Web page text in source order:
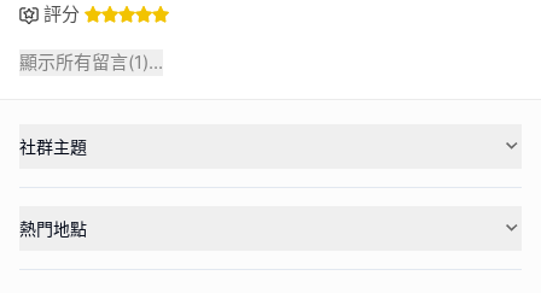
評分
顯示所有留言(1)...
社群主題
熱門地點